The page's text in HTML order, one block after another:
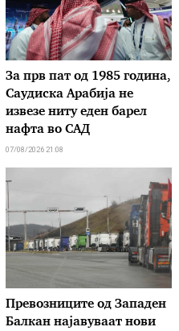
За прв пат од 1985 година,
Саудиска Арабија не
извезе ниту еден барел
нафта во САД
07/08/2026 21:08
Превозниците од Западен
Балкан најавуваат нови